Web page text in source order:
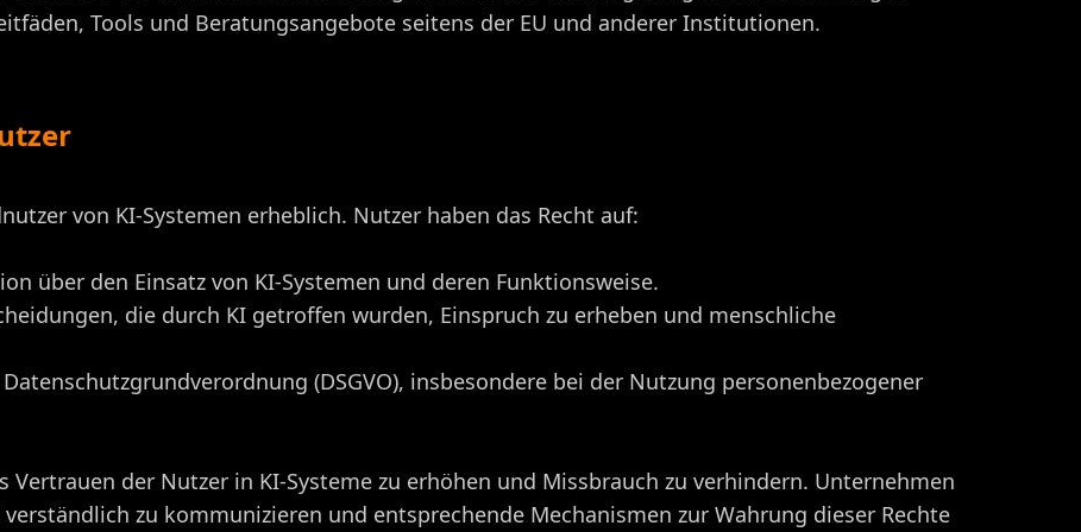
Tools und Beratungsangebote seitens der EU und anderer Institutionen.
von KI-Systemen erheblich. Nutzer haben das Recht auf:
über den Einsatz von KI-Systemen und deren Funktionsweise.
die durch KI getroffen wurden, Einspruch zu erheben und menschliche
(DSGVO), insbesondere bei der Nutzung personenbezogener
Vertrauen der Nutzer in KI-Systeme zu erhöhen und Missbrauch zu verhindern. Unternehmen
zu kommunizieren und entsprechende Mechanismen zur Wahrung dieser Rechte